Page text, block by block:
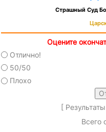
Страшный Суд
Оцените
Отлично!
50/50
Плохо
[ Результаты
Всего